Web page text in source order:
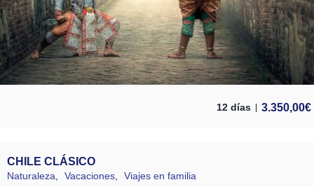
12 días 3.350,00€
CHILE CLÁSICO
Naturaleza, Vacaciones, Viajes en familia